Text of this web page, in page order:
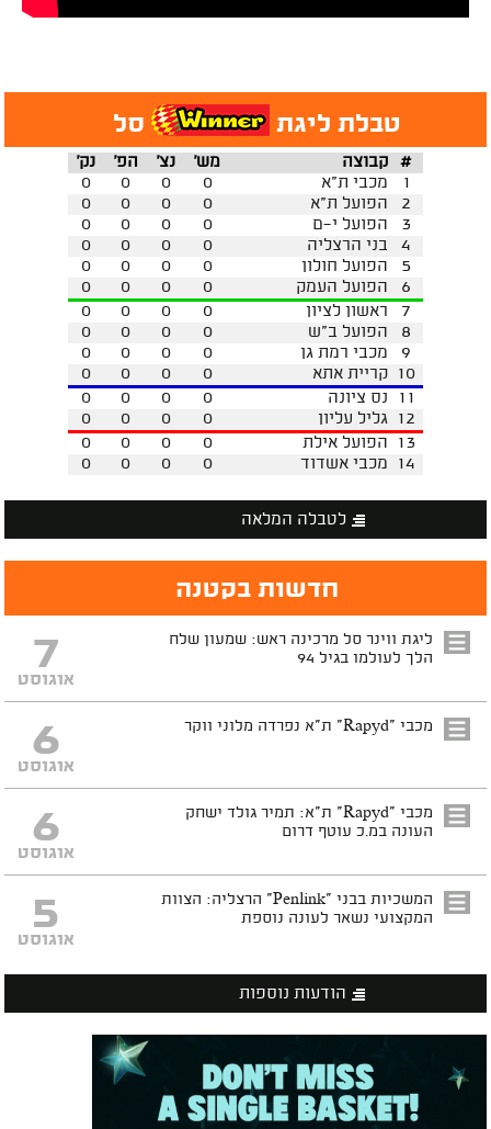
טבלת ליגת סל
נק' הפ' נצ' מש' קבוצה
#
0
0 0 0 מכבי ת"א
1
0
0 0 0 הפועל ת"א
2
0
0 0 0 הפועל י-ם
3
0
0 0 0 בני הרצליה
4
0
0 0 0 הפועל חולון
5
0
0 0 0 הפועל העמק
6
0
0 0 0 ראשון לציון
7
0
0 0 0 הפועל ב"ש
8
0
0 0 0 מכבי רמת גן
9
0
0 0 0 קריית אתא 10
0
0 0 0 נס ציונה
11
0
0 0 0 גליל עליון 12
0
0 0 0 הפועל אילת
13
0
0 0 0 מכבי אשדוד 14
לטבלה המלאה
חדשות בקטנה
ליגת ווינר סל מרכינה ראש: שמעון שלח
הלך לעולמו בגיל 94
7
אוגוסט
מכבי "Rapyd" ת"א נפרדה מלוני ווקר 6
אוגוסט
מכבי "Rapyd" ת"א: תמיר גולד ישחק
העונה במ.כ עוטף דרום
6
אוגוסט
המשכיות בבני "Penlink" הרצליה: הצוות
המקצועי נשאר לעונה נוספת
5
אוגוסט
הודעות נוספות